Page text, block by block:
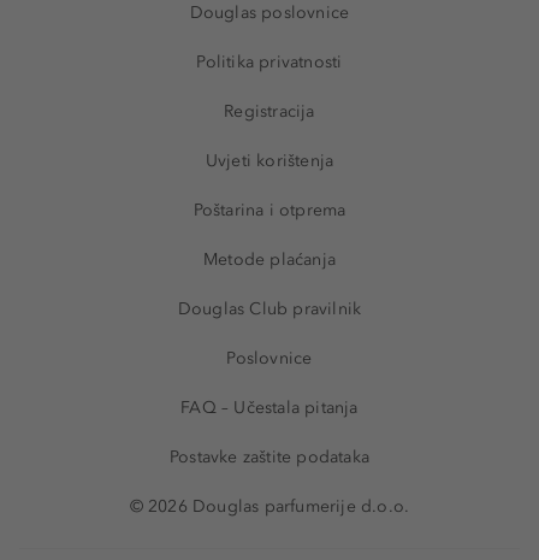
Douglas poslovnice
Politika privatnosti
Registracija
Uvjeti korištenja
Poštarina i otprema
Metode plaćanja
Douglas Club pravilnik
Poslovnice
FAQ – Učestala pitanja
Postavke zaštite podataka
© 2026 Douglas parfumerije d.o.o.